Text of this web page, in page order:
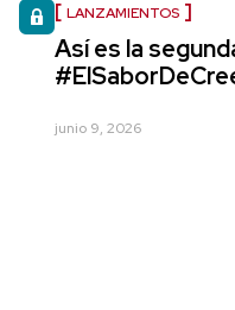
LANZAMIENTOS
Así es la
junio 9, 2026